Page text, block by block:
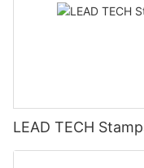
LEAD TECH